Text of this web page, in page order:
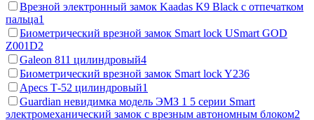
Врезной электронный замок Kaadas K9 Black с отпечатком
пальца1
Биометрический врезной замок Smart lock USmart GOD
Z001D2
Galeon 811 цилиндровый4
Биометрический врезной замок Smart lock Y236
Apecs Т-52 цилиндровый1
Guardian невидимка модель ЭМЗ 1 5 серии Smart
электромеханический замок c врезным автономным блоком2